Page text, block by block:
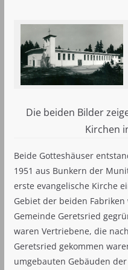
Die beiden Bilder
Kirchen
Beide Gotteshäuser
1951 aus Bunkern der
erste evangelische Kirche
Gebiet der beiden
Gemeinde Geretsried
waren Vertriebene, die
Geretsried gekommen
umgebauten Gebäuden